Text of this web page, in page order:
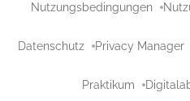
Nutzungsbedingungen
Datenschutz Privacy Manager
Praktikum